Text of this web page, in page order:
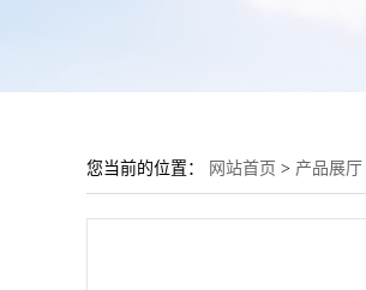
您当前的位置： 网站首页 > 产品展厅